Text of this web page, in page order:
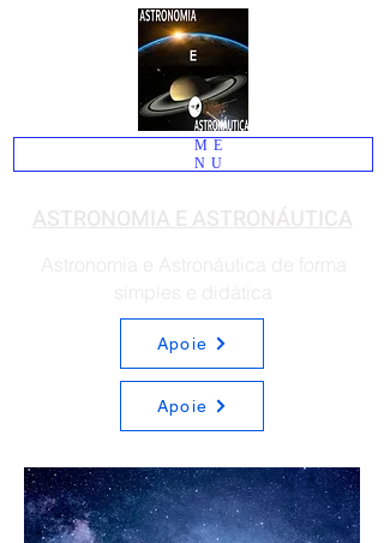
ASTRONOMIA E ASTRONÁUTICA
ME
NU
Astronomia e Astronáutica de forma
simples e didática
Apoie
Apoie